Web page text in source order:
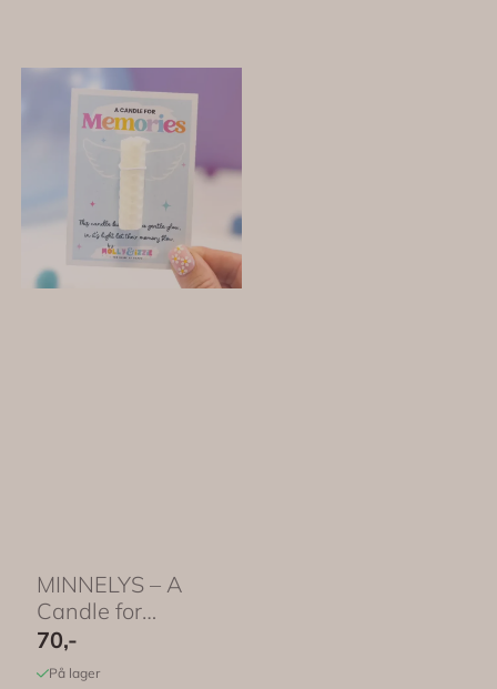
MINNELYS – A
Candle for
Memories – by
Molly & ...
70,-
På lager